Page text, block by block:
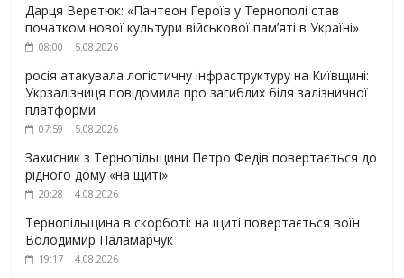
Дарця Веретюк: «Пантеон Героїв у Тернополі став
початком нової культури військової пам’яті в Україні»
08:00 | 5.08.2026
росія атакувала логістичну інфраструктуру на Київщині:
Укрзалізниця повідомила про загиблих біля залізничної
платформи
07:59 | 5.08.2026
Захисник з Тернопільщини Петро Федів повертається до
рідного дому «на щиті»
20:28 | 4.08.2026
Тернопільщина в скорботі: на щиті повертається воїн
Володимир Паламарчук
19:17 | 4.08.2026